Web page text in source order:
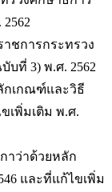
ชการกระทรวง
บที่ 3) พ.ศ. 2562
กเกณฑ์และวิธี
เพิ่มเติม พ.ศ.
าว่าด้วยหลัก
และที่แก้ไขเพิ่ม